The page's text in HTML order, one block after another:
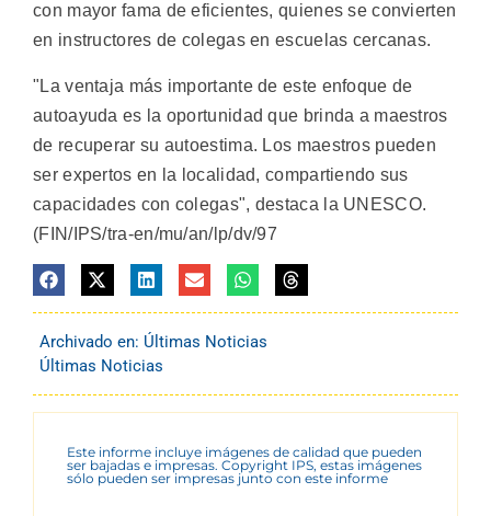
con mayor fama de eficientes, quienes se convierten
en instructores de colegas en escuelas cercanas.
"La ventaja más importante de este enfoque de
autoayuda es la oportunidad que brinda a maestros
de recuperar su autoestima. Los maestros pueden
ser expertos en la localidad, compartiendo sus
capacidades con colegas", destaca la UNESCO.
(FIN/IPS/tra-en/mu/an/lp/dv/97
Archivado en: Últimas Noticias
Últimas Noticias
Este informe incluye imágenes de calidad que pueden
ser bajadas e impresas. Copyright IPS, estas imágenes
sólo pueden ser impresas junto con este informe